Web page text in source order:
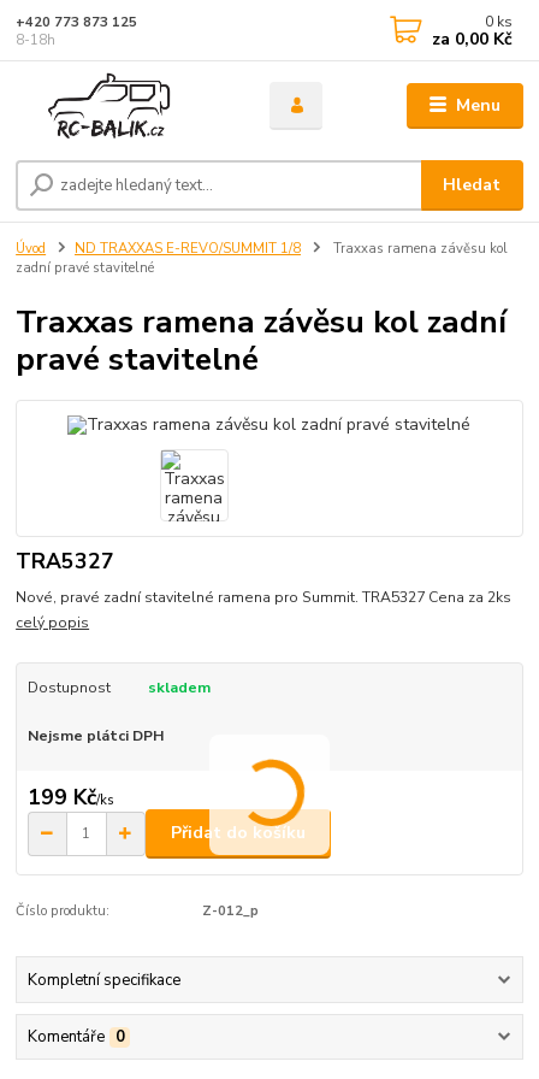
Menu
Hledat
+420 773 873 125
8-18h
0 ks
za 0,00 Kč
Úvod ND TRAXXAS E-REVO/SUMMIT 1/8
Traxxas ramena závěsu kol
zadní pravé stavitelné
Traxxas ramena závěsu kol zadní
pravé stavitelné
TRA5327
Nové, pravé zadní stavitelné ramena pro Summit. TRA5327 Cena za 2ks
celý popis
Dostupnost skladem
Nejsme plátci DPH
199 Kč/ks
Přidat do košíku
Číslo produktu: Z-012_p
Kompletní specifikace
Komentáře 0